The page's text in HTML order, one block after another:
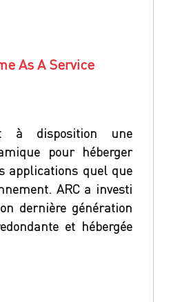
As A Service
à disposition une
pour héberger
applications quel que
ARC a investi
dernière génération
et hébergée